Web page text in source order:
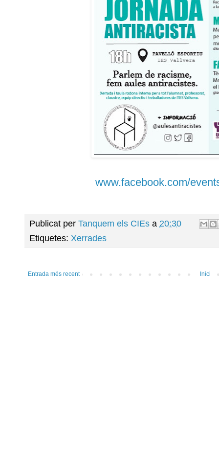
www.facebook.com/
Publicat per Tanquem els CIEs a 20:30
Etiquetes: Xerrades
Entrada més recent Inici